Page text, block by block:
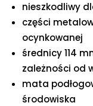
nieszkodliwy
części
ocynkowanej
średnicy 114
zależności od
mata
środowiska